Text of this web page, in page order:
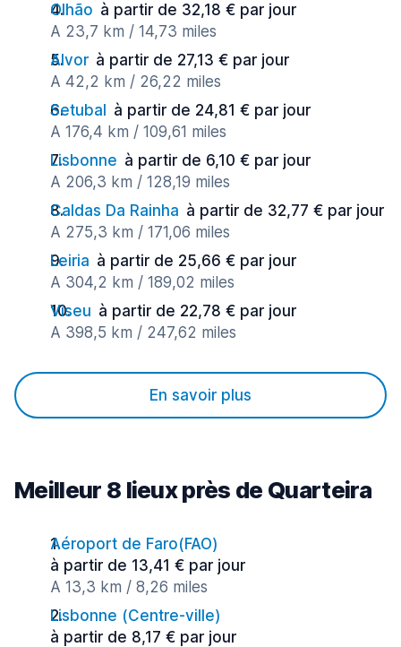
Olhão à partir de 32,18 € par jour
A 23,7 km / 14,73 miles
Alvor à partir de 27,13 € par jour
A 42,2 km / 26,22 miles
Setubal
à partir de 24,81 € par jour
A 176,4 km / 109,61 miles
Lisbonne à partir de 6,10 € par jour
A 206,3 km / 128,19 miles
Caldas Da Rainha à partir de 32,77 € par jour
A 275,3 km / 171,06 miles
Leiria à partir de 25,66 € par jour
A 304,2 km / 189,02 miles
Viseu à partir de 22,78 € par jour
A 398,5 km / 247,62 miles
En savoir plus
Meilleur 8 lieux près de Quarteira
Aéroport de Faro(FAO)
à partir de 13,41 € par jour
A 13,3 km / 8,26 miles
Lisbonne (Сentre-ville)
à partir de 8,17 € par jour